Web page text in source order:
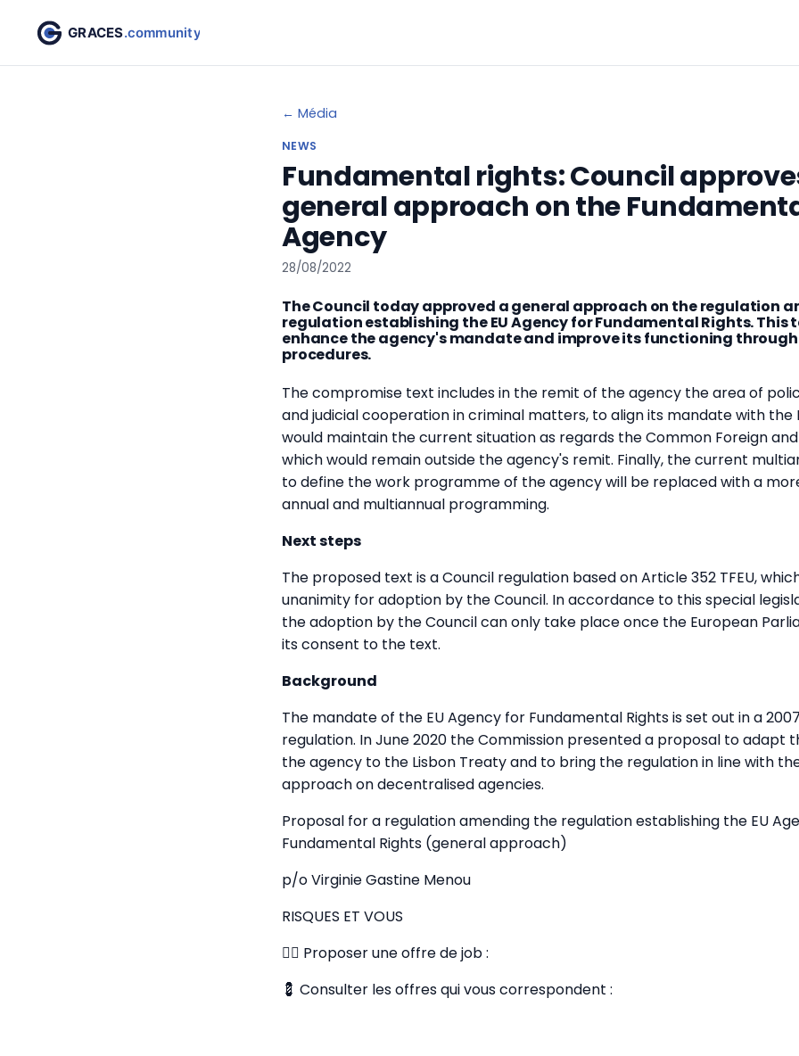
← Média
NEWS
Fundamental rights: Council
general approach on the
Agency
28/08/2022
The Council today approved a general approach on the regulation
regulation establishing the EU Agency for Fundamental Rights. This
enhance the agency's mandate and improve its functioning
procedures.
The compromise text includes in the remit of the agency the area of
and judicial cooperation in criminal matters, to align its mandate with the
would maintain the current situation as regards the Common Foreign
which would remain outside the agency's remit. Finally, the current
to define the work programme of the agency will be replaced with a
annual and multiannual programming.
Next steps
The proposed text is a Council regulation based on Article 352 TFEU,
unanimity for adoption by the Council. In accordance to this special
the adoption by the Council can only take place once the European
its consent to the text.
Background
The mandate of the EU Agency for Fundamental Rights is set out in a
regulation. In June 2020 the Commission presented a proposal to adapt
the agency to the Lisbon Treaty and to bring the regulation in line with
approach on decentralised agencies.
Proposal for a regulation amending the regulation establishing the EU
Fundamental Rights (general approach)
p/o Virginie Gastine Menou
RISQUES ET VOUS
✍🏼 Proposer une offre de job :
💈 Consulter les offres qui vous correspondent :